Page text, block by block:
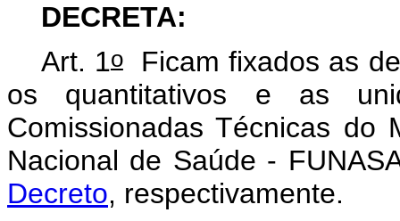
DECRETA:
Art. 1oFicam fixados as
os quantitativos e as
Comissionadas Técnicas do
Nacional de Saúde -
Decreto, respectivamente.